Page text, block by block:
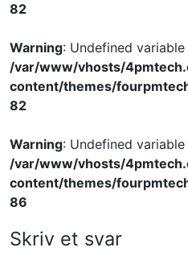
82
Warning: Undefined
/var/www/vhosts/
content/themes/
82
Warning: Undefined
/var/www/vhosts/
content/themes/
86
Skriv et svar